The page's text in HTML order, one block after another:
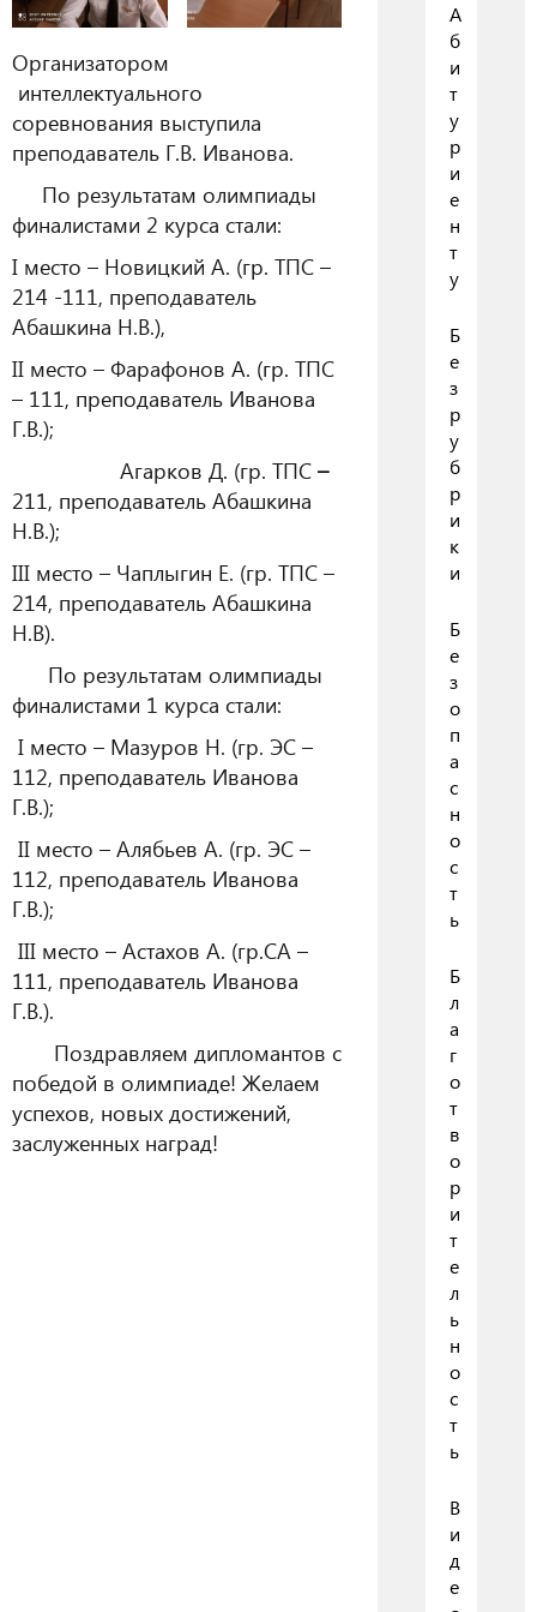
Организатором
интеллектуального
соревнования выступила
преподаватель Г.В. Иванова.
По результатам олимпиады
финалистами 2 курса стали:
I место – Новицкий А. (гр. ТПС –
214 -111, преподаватель
Абашкина Н.В.),
II место – Фарафонов А. (гр. ТПС
– 111, преподаватель Иванова
Г.В.);
Агарков Д. (гр. ТПС –
211, преподаватель Абашкина
Н.В.);
III место – Чаплыгин Е. (гр. ТПС –
214, преподаватель Абашкина
Н.В).
По результатам олимпиады
финалистами 1 курса стали:
I место – Мазуров Н. (гр. ЭС –
112, преподаватель Иванова
Г.В.);
II место – Алябьев А. (гр. ЭС –
112, преподаватель Иванова
Г.В.);
III место – Астахов А. (гр.СА –
111, преподаватель Иванова
Г.В.).
Поздравляем дипломантов с
победой в олимпиаде! Желаем
успехов, новых достижений,
заслуженных наград!
А
б
и
т
у
р
и
е
н
т
у
Б
е
з
р
у
б
р
и
к
и
Б
е
з
о
п
а
с
н
о
с
т
ь
Б
л
а
г
о
т
в
о
р
и
т
е
л
ь
н
о
с
т
ь
В
и
д
е